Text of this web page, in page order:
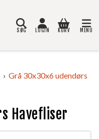
SØG LOGIN KURV MENU
Grå 30x30x6 udendørs
Havefliser